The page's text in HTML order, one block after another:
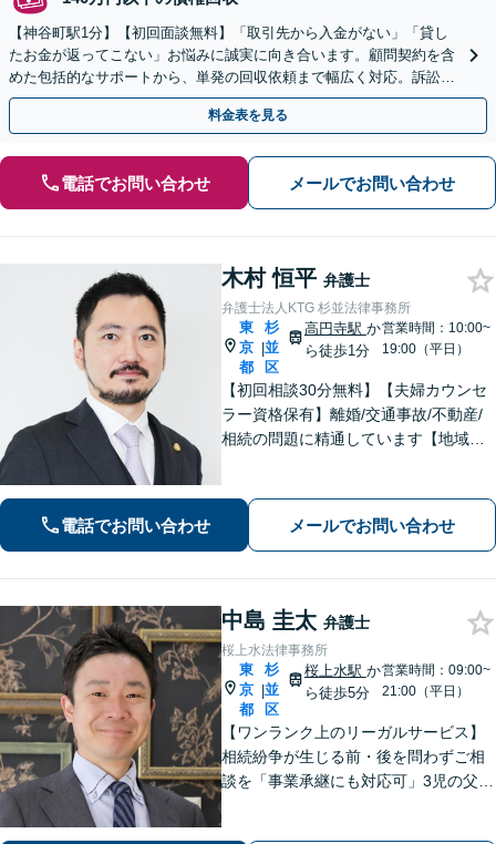
【神谷町駅1分】【初回面談無料】「取引先から入金がない」「貸し
たお金が返ってこない」お悩みに誠実に向き合います。顧問契約を含
めた包括的なサポートから、単発の回収依頼まで幅広く対応。訴訟や
交渉で、権利を守るために尽力【夜間相談可】
料金表を見る
電話でお問い合わせ メールでお問い合わせ
木村 恒平 弁護士
弁護士法人KTG 杉並法律事務所
東
京
都
|
杉
並
区
高円寺駅 か
ら徒歩1分
営業時間：10:00~
19:00（平日）
【初回相談30分無料】【夫婦カウンセ
ラー資格保有】離婚/交通事故/不動産/
相続の問題に精通しています【地域に
指し、日々邁進しております【夜間・
土日相談可】
電話でお問い合わせ メールでお問い合わせ
中島 圭太 弁護士
桜上水法律事務所
東
京
都
|
杉
並
区
桜上水駅 か
ら徒歩5分
営業時間：09:00~
21:00（平日）
【ワンランク上のリーガルサービス】
相続紛争が生じる前・後を問わずご相
談を「事業承継にも対応可」3児の父で